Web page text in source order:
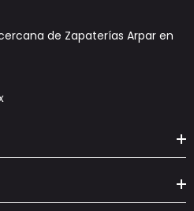
de Zapaterías Arpar en